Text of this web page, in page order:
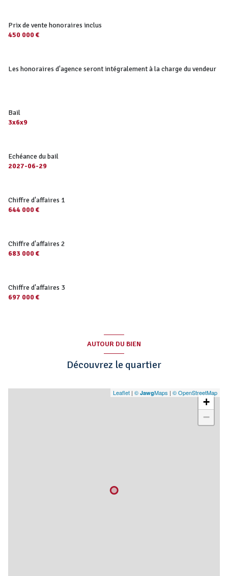
Prix de vente honoraires inclus
450 000 €
Les honoraires d'agence seront intégralement à la charge du vendeur
Bail
3x6x9
Echéance du bail
2027-06-29
Chiffre d'affaires 1
644 000 €
Chiffre d'affaires 2
683 000 €
Chiffre d'affaires 3
697 000 €
AUTOUR DU BIEN
Découvrez le quartier
+
−
Leaflet | © JawgMaps | © OpenStreetMap